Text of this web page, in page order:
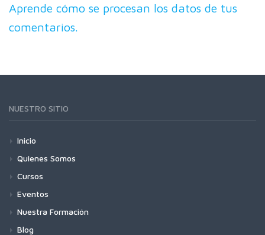
Aprende cómo se procesan los datos de tus
comentarios.
NUESTRO SITIO
Inicio
Quienes Somos
Cursos
Eventos
Nuestra Formación
Blog